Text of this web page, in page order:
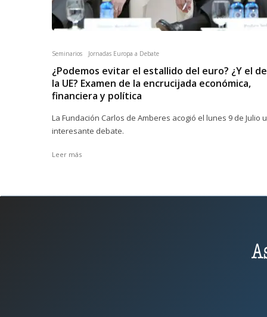
Seminarios Jornadas Europa a Debate
¿Podemos evitar el estallido del euro? ¿Y el de
la UE? Examen de la encrucijada económica,
financiera y política
La Fundación Carlos de Amberes acogió el lunes 9 de Julio
interesante debate.
Leer más